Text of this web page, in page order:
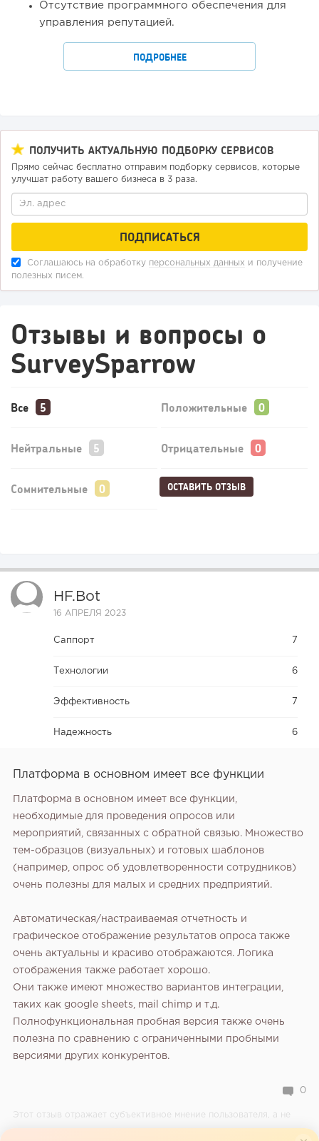
Отсутствие программного обеспечения для
управления репутацией.
ПОДРОБНЕЕ
ПОЛУЧИТЬ АКТУАЛЬНУЮ ПОДБОРКУ СЕРВИСОВ
Прямо сейчас бесплатно отправим подборку сервисов, которые
улучшат работу вашего бизнеса в 3 раза.
Соглашаюсь на обработку персональных данных и получение
полезных писем.
Отзывы и вопросы о
SurveySparrow
Все Положительные
Нейтральные Отрицательные
Сомнительные ОСТАВИТЬ ОТЗЫВ
HF.bot
16 АПРЕЛЯ 2023
Саппорт 7
Технологии 6
Эффективность 7
Надежность 6
Платформа в основном имеет все функции
Платформа в основном имеет все функции,
необходимые для проведения опросов или
мероприятий, связанных с обратной связью. Множество
тем-образцов (визуальных) и готовых шаблонов
(например, опрос об удовлетворенности сотрудников)
очень полезны для малых и средних предприятий.
Автоматическая/настраиваемая отчетность и
графическое отображение результатов опроса также
очень актуальны и красиво отображаются. Логика
отображения также работает хорошо.
Они также имеют множество вариантов интеграции,
таких как google sheets, mail chimp и т.д.
Полнофункциональная пробная версия также очень
полезна по сравнению с ограниченными пробными
версиями других конкурентов.
0
Этот отзыв отражает субъективное мнение пользователя, а не